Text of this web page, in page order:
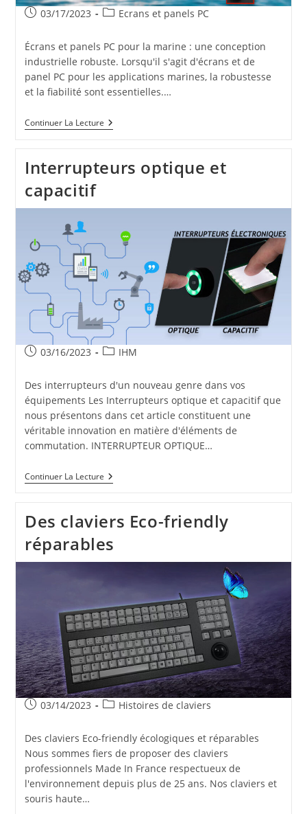
Publication
03/17/2023
PostEcrans et panels PC
Écrans et panels PC pour la marine : une conception
industrielle robuste. Lorsqu'il s'agit d'écrans et de
panel PC pour les applications marines, la robustesse
et la fiabilité sont essentielles.…
Continuer La LectureEcrans
Pour
Interrupteurs optique et
capacitif
Publication
03/16/2023
PostIHM
Des interrupteurs d'un nouveau genre dans vos
équipements Les Interrupteurs optique et capacitif que
nous présentons dans cet article constituent une
véritable innovation en matière d'éléments de
commutation. INTERRUPTEUR OPTIQUE…
Continuer La LectureInterrupteurs
Optique
Des claviers Eco-friendly
réparables
Publication
03/14/2023
PostHistoires de claviers
Des claviers Eco-friendly écologiques et réparables
Nous sommes fiers de proposer des claviers
professionnels Made In France respectueux de
l'environnement depuis plus de 25 ans. Nos claviers et
souris haute…